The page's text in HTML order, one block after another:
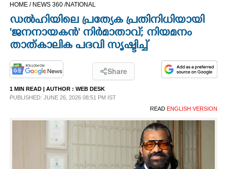
CINEMA
OPINION
PHOTOS
LIFESTYLE
HOME / NEWS 360 /NATIONAL
ഡല്‍ഹിയിലെ പ്രത്യേക പ്രതിനിധിയായി
'ജനനായകന്‍' നിര്‍മാതാവ്; നിയമനം
താത്കാലിക പദവി സൃഷ്ടിച്ച്
Share
1 MIN READ | AUTHOR : WEB DESK
PUBLISHED: JUNE 26, 2026 08:51 PM IST
READ ENGLISH VERSION